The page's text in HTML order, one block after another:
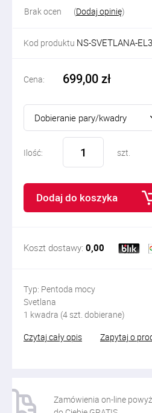
Brak ocen (Dodaj opinię)
Kod produktu NS-SVETLANA-
Cena: 699,00 zł
Dobieranie pary/kwadry
Ilość: szt.
Dodaj do koszyka
Koszt dostawy: 0,00
Typ: Pentoda mocy
Svetlana
1 kwadra (4 szt. dobierane)
Czytaj cały opis
Zapytaj o
Zamówienia on-line